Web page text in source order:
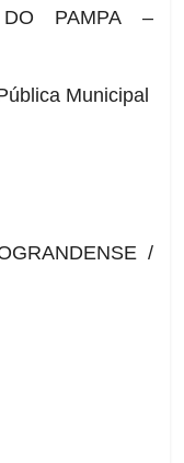
DO PAMPA –
Municipal
/